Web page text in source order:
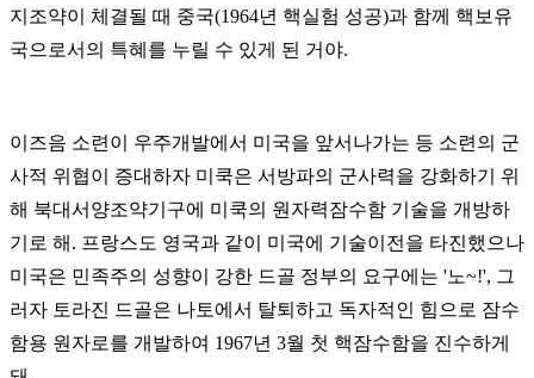
지조약이 체결될 때 중국(1964년 핵실험 성공)과 함께 핵보유
국으로서의 특혜를 누릴 수 있게 된 거야.
이즈음 소련이 우주개발에서 미국을 앞서나가는 등 소련의 군
사적 위협이 증대하자 미쿡은 서방파의 군사력을 강화하기 위
해 북대서양조약기구에 미쿡의 원자력잠수함 기술을 개방하
기로 해. 프랑스도 영국과 같이 미국에 기술이전을 타진했으나
미국은 민족주의 성향이 강한 드골 정부의 요구에는 '노~!', 그
러자 토라진 드골은 나토에서 탈퇴하고 독자적인 힘으로 잠수
함용 원자로를 개발하여 1967년 3월 첫 핵잠수함을 진수하게